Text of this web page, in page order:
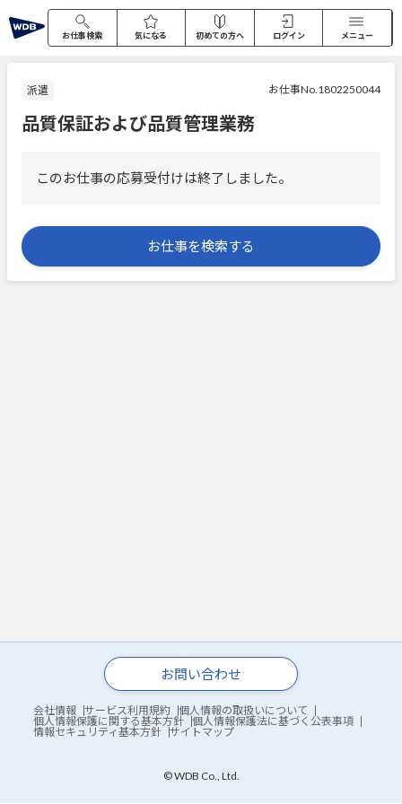
お仕事検索 気になる 初めての方へ ログイン メニュー
派遣 お仕事No.1802250044
品質保証および品質管理業務
このお仕事の応募受付けは終了しました。
お仕事を検索する
お問い合わせ
会社情報 サービス利用規約
個人情報の取扱いについて
個人情報保護に関する基本方針
個人情報保護法に基づく公表事項
情報セキュリティ基本方針
サイトマップ
© WDB Co., Ltd.